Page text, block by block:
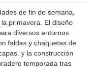
de fin de semana,
primavera. El diseño
diversos entornos
faldas y chaquetas de
y la construcción
temporada tras